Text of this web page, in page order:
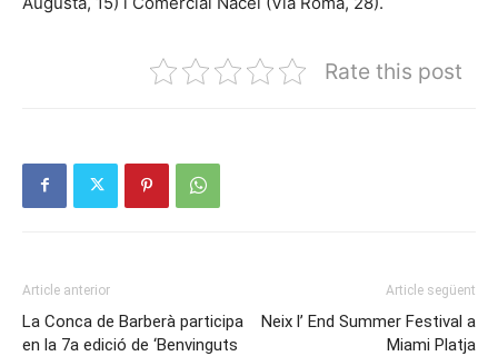
Rate this post
Article anterior
La Conca de Barberà participa
en la 7a edició de ‘Benvinguts
Article següent
Neix l’ End Summer Festival a
Miami Platja